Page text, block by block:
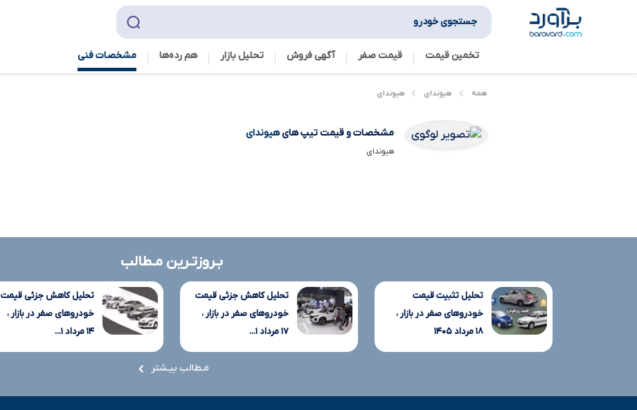
جستجوی خودرو
تخمین قیمت قیمت صفر آگهی فروش تحلیل بازار هم رده‌ها‌ مشخصات فنی
همه هیوندای هیوندای
مشخصات و قیمت تیپ هایهیوندای
هیوندای
بـروزتـرین مـطالب
تحلیل تثبیت قیمت
خودروهای صفر در بازار ،
۱۸ مرداد ۱۴۰۵
تحلیل کاهش جزئی قیمت
خودروهای صفر در بازار ،
۱۷ مرداد ۱...
تحلیل کاهش جزئی قیمت
خودروهای صفر در بازار ،
۱۴ مرداد ۱...
مـطالب بیـشتر